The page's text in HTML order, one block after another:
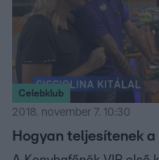
Celebklub
2018. november 7. 10:30
Hogyan teljesítenek